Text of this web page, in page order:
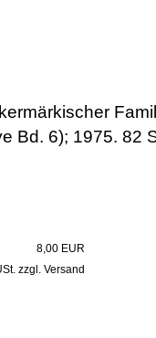
Bd. 6); 1975. 82
8,00 EUR
zzgl. Versand